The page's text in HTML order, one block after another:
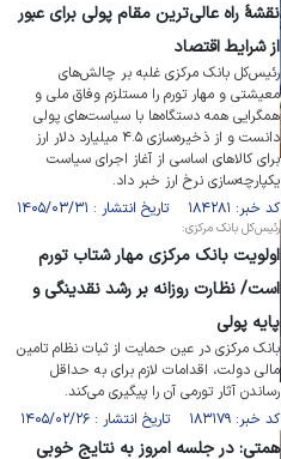
نقشۀ راه عالی‌ترین مقام پولی برای عبور
از شرایط اقتصاد
رئیس‌کل بانک مرکزی غلبه بر چالش‌های
معیشتی و مهار تورم را مستلزم وفاق ملی و
همگرایی همه دستگاه‌ها با سیاست‌های پولی
دانست و از ذخیره‌سازی ۴.۵ میلیارد دلار ارز
برای کالا‌های اساسی از آغاز اجرای سیاست
یکپارچه‌سازی نرخ ارز خبر داد.
کد خبر: ۱۸۴۲۸۱ تاریخ انتشار : ۱۴۰۵/۰۳/۳۱
رئیس‌کل بانک مرکزی:
اولویت بانک مرکزی مهار شتاب تورم
است/ نظارت روزانه بر رشد نقدینگی و
پایه پولی
بانک مرکزی در عین حمایت از ثبات نظام تامین
مالی دولت، اقدامات لازم برای به حداقل
رساندن آثار تورمی آن را پیگیری می‌کند.
کد خبر: ۱۸۳۱۷۹ تاریخ انتشار : ۱۴۰۵/۰۲/۲۶
همتی: در جلسه امروز به نتایج خوبی